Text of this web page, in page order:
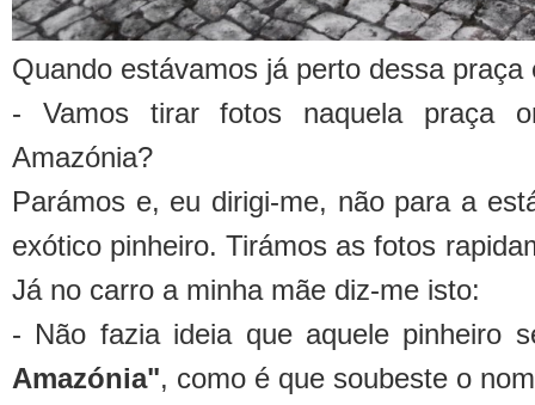
Quando estávamos já perto dessa
- Vamos tirar fotos naquela praça
Amazónia?
Parámos e, eu dirigi-me, não para a
exótico pinheiro. Tirámos as fotos
Já no carro a minha mãe diz-me isto:
- Não fazia ideia que aquele pinheiro
Amazónia", como é que soubeste o